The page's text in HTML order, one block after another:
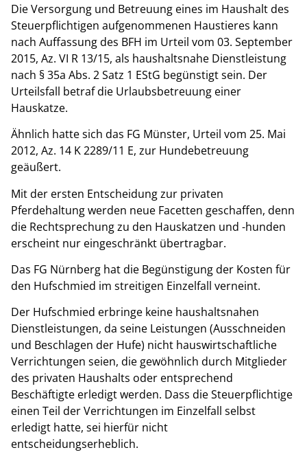
Die Versorgung und Betreuung eines im Haushalt des
Steuerpflichtigen aufgenommenen Haustieres kann
nach Auffassung des BFH im Urteil vom 03. September
2015, Az. VI R 13/15, als haushaltsnahe Dienstleistung
nach § 35a Abs. 2 Satz 1 EStG begünstigt sein. Der
Urteilsfall betraf die Urlaubsbetreuung einer
Hauskatze.
Ähnlich hatte sich das FG Münster, Urteil vom 25. Mai
2012, Az. 14 K 2289/11 E, zur Hundebetreuung
geäußert.
Mit der ersten Entscheidung zur privaten
Pferdehaltung werden neue Facetten geschaffen, denn
die Rechtsprechung zu den Hauskatzen und -hunden
erscheint nur eingeschränkt übertragbar.
Das FG Nürnberg hat die Begünstigung der Kosten für
den Hufschmied im streitigen Einzelfall verneint.
Der Hufschmied erbringe keine haushaltsnahen
Dienstleistungen, da seine Leistungen (Ausschneiden
und Beschlagen der Hufe) nicht hauswirtschaftliche
Verrichtungen seien, die gewöhnlich durch Mitglieder
des privaten Haushalts oder entsprechend
Beschäftigte erledigt werden. Dass die Steuerpflichtige
einen Teil der Verrichtungen im Einzelfall selbst
erledigt hatte, sei hierfür nicht
entscheidungserheblich.